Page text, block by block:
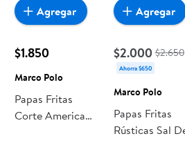
$1.850
Marco Polo
Papas Fritas
Corte Americano
Agregar
$2.000 $2.650
Ahorra $650
Marco Polo
Papas Fritas
Rústicas Sal
Agregar